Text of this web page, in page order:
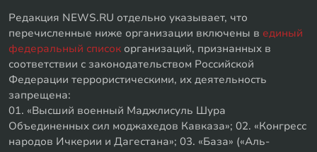
Редакция NEWS.RU отдельно указывает, что
перечисленные ниже организации включены в единый
федеральный список организаций, признанных в
соответствии с законодательством Российской
Федерации террористическими, их деятельность
запрещена:
01. «Высший военный Маджлисуль Шура
Объединенных сил моджахедов Кавказа»; 02. «Конгресс
народов Ичкерии и Дагестана»; 03. «База» («Аль-